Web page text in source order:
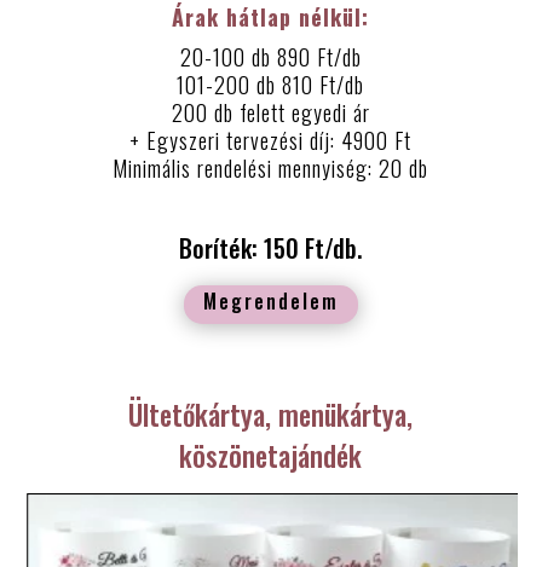
Árak hátlap nélkül:
20-100 db 890 Ft/db
101-200 db 810 Ft/db
200 db felett egyedi ár
+ Egyszeri tervezési díj: 4900 Ft
Minimális rendelési mennyiség: 20 db
Boríték: 150 Ft/db.
Megrendelem
Ültetőkártya, menükártya,
köszönetajándék